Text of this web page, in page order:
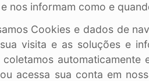
nos informam como e
Cookies e dados de
visita e as soluções e
acessa sua conta em